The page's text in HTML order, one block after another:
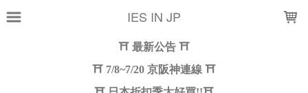
IES IN JP